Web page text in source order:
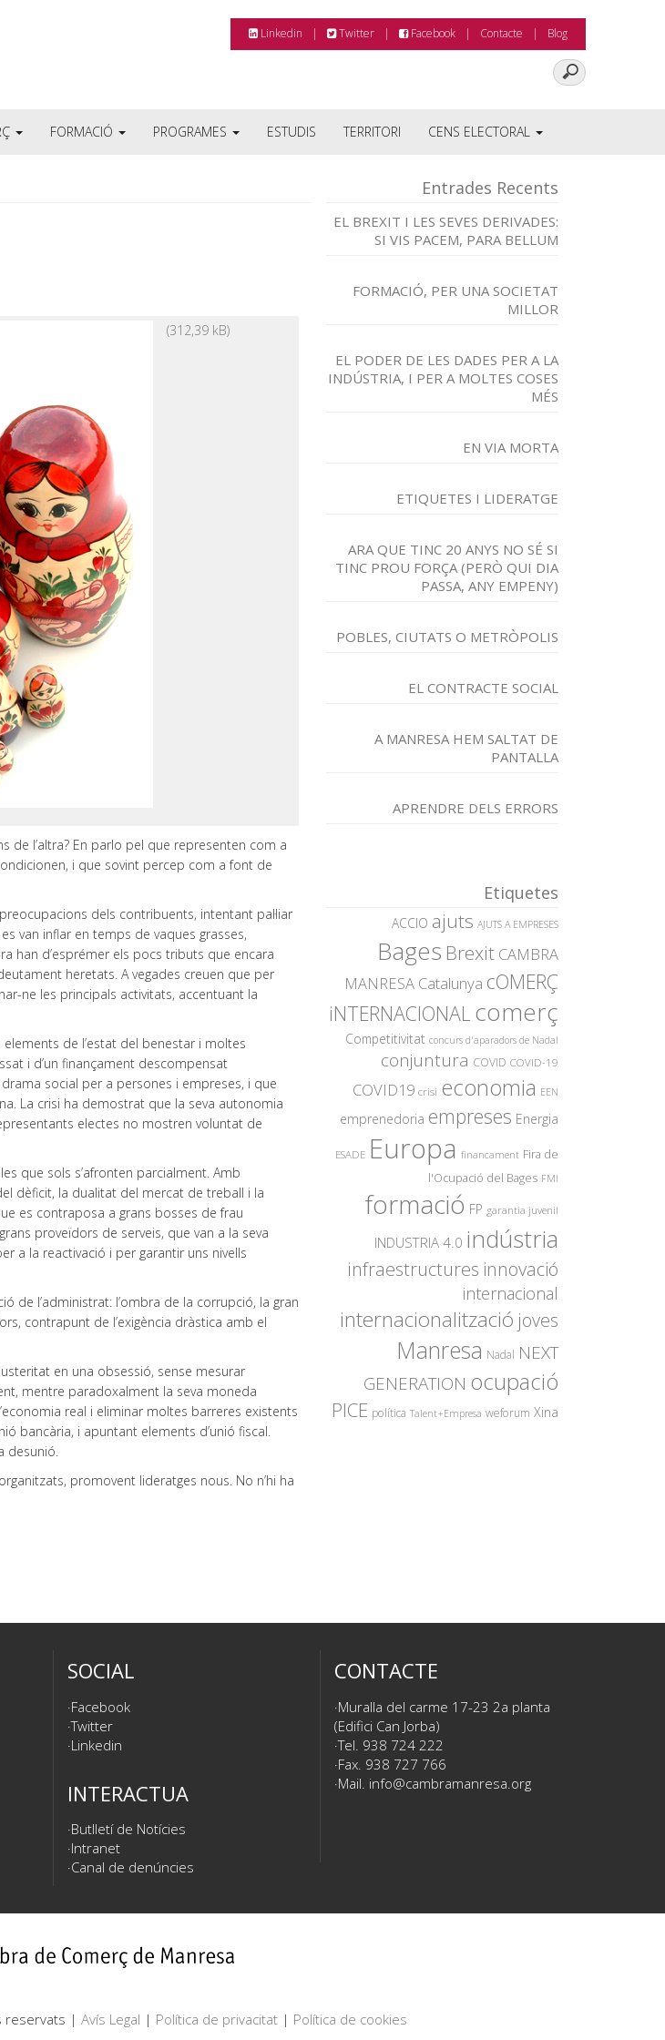
Linkedin Twitter Facebook Contacte Blog
FORMACIÓ PROGRAMES ESTUDIS TERRITORI CENS ELECTORAL
de l’altra? En parlo pel que representen com a
i que sovint percep com a font de
dels contribuents, intentant pal·liar
van inflar en temps de vaques grasses,
han d’esprémer els pocs tributs que encara
heretats. A vegades creuen que per
ne les principals activitats, accentuant la
de l’estat del benestar i moltes
i d’un finançament descompensat
social per a persones i empreses, i que
La crisi ha demostrat que la seva autonomia
electes no mostren voluntat de
que sols s’afronten parcialment. Amb
dèficit, la dualitat del mercat de treball i la
es contraposa a grans bosses de frau
proveïdors de serveis, que van a la seva
a la reactivació i per garantir uns nivells
de l’administrat: l’ombra de la corrupció, la gran
contrapunt de l’exigència dràstica amb el
en una obsessió, sense mesurar
mentre paradoxalment la seva moneda
real i eliminar moltes barreres existents
bancària, i apuntant elements d’unió fiscal.
desunió.
promovent lideratges nous. No n’hi ha
Entrades Recents
EL BREXIT I LES SEVES DERIVADES:
SI VIS PACEM, PARA BELLUM
FORMACIÓ, PER UNA SOCIETAT
MILLOR
EL PODER DE LES DADES PER A LA
INDÚSTRIA, I PER A MOLTES COSES
MÉS
EN VIA MORTA
ETIQUETES I LIDERATGE
ARA QUE TINC 20 ANYS NO SÉ SI
TINC PROU FORÇA (PERÒ QUI DIA
PASSA, ANY EMPENY)
POBLES, CIUTATS O METRÒPOLIS
EL CONTRACTE SOCIAL
A MANRESA HEM SALTAT DE
PANTALLA
APRENDRE DELS ERRORS
Etiquetes
ACCIO ajuts AJUTS A EMPRESES
Bages Brexit CAMBRA
MANRESA Catalunya cOMERÇ
iNTERNACIONAL comerç
Competitivitat concurs d'aparadors de Nadal
conjuntura COVID COVID-19
COVID19 crisi economia EEN
emprenedoria empreses Energia
ESADE Europa financament Fira de
l'Ocupació del Bages FMI
formació FP garantia juvenil
INDUSTRIA 4.0 indústria
infraestructures innovació
internacional
internacionalització joves
Manresa Nadal NEXT
GENERATION ocupació
PICE política Talent+Empresa weforum Xina
SOCIAL
Facebook
Twitter
Linkedin
INTERACTUA
Butlletí de Notícies
Intranet
Canal de denúncies
CONTACTE
Muralla del carme 17-23 2a planta
(Edifici Can Jorba)
Tel. 938 724 222
Fax. 938 727 766
Mail. info@cambramanresa.org
reservats | Avís Legal | Política de privacitat | Política de cookies